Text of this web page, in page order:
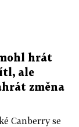
hrát
ale
změna
Canberry se